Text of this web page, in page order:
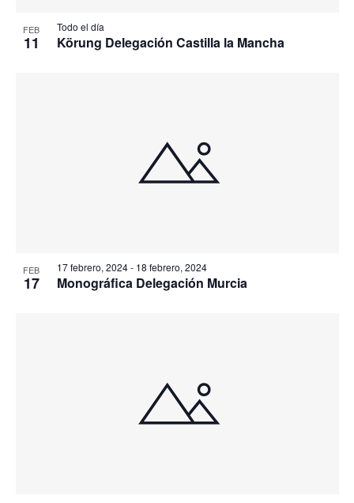
FEB
11
Todo el día
Körung Delegación Castilla la Mancha
FEB
17
17 febrero, 2024- 18 febrero, 2024
Monográfica Delegación Murcia